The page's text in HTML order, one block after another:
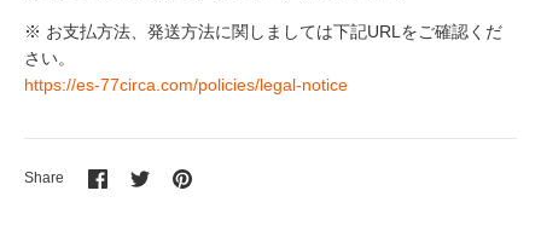
※ お支払方法、発送方法に関しましては下記URLをご確認くだ
さい。
https://es-77circa.com/policies/legal-notice
Share
Share
on
SharePin